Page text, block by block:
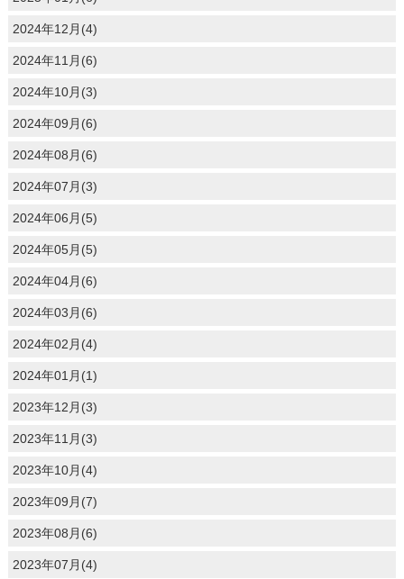
2024年12月(4)
2024年11月(6)
2024年10月(3)
2024年09月(6)
2024年08月(6)
2024年07月(3)
2024年06月(5)
2024年05月(5)
2024年04月(6)
2024年03月(6)
2024年02月(4)
2024年01月(1)
2023年12月(3)
2023年11月(3)
2023年10月(4)
2023年09月(7)
2023年08月(6)
2023年07月(4)